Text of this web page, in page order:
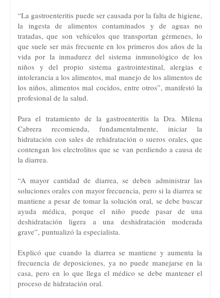
“La gastroenteritis puede ser causada por la falta de higiene,
la ingesta de alimentos contaminados y de aguas no
tratadas, que son vehículos que transportan gérmenes, lo
que suele ser más frecuente en los primeros dos años de la
vida por la inmadurez del sistema inmunológico de los
niños y del propio sistema gastrointestinal, alergias e
intolerancia a los alimentos, mal manejo de los alimentos de
los niños, alimentos mal cocidos, entre otros”, manifestó la
profesional de la salud.
Para el tratamiento de la gastroenteritis la Dra. Milena
Cabrera recomienda, fundamentalmente, iniciar la
hidratación con sales de rehidratación o sueros orales, que
contengan los electrolitos que se van perdiendo a causa de
la diarrea.
“A mayor cantidad de diarrea, se deben administrar las
soluciones orales con mayor frecuencia, pero si la diarrea se
mantiene a pesar de tomar la solución oral, se debe buscar
ayuda médica, porque el niño puede pasar de una
deshidratación ligera a una deshidratación moderada
grave”, puntualizó la especialista.
Explicó que cuando la diarrea se mantiene y aumenta la
frecuencia de deposiciones, ya no puede manejarse en la
casa, pero en lo que llega el médico se debe mantener el
proceso de hidratación oral.